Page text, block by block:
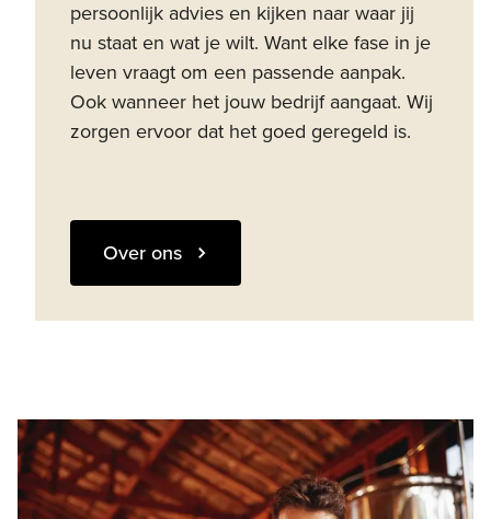
persoonlijk advies en kijken naar waar jij
nu staat en wat je wilt. Want elke fase in je
leven vraagt om een passende aanpak.
Ook wanneer het jouw bedrijf aangaat. Wij
zorgen ervoor dat het goed geregeld is.
Over ons